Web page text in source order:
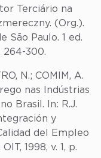
Terciário na
(Org.).
São Paulo. 1 ed.
264-300.
N.; COMIM, A.
nas Indústrias
Brasil. In: R.J.
y
del Empleo
1998, v. 1, p.